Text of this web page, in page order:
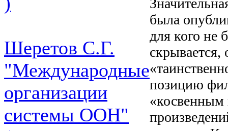
Шеретов С.Г.
"Международные
организации
системы ООН"
была
для кого не
позицию
«косвенным